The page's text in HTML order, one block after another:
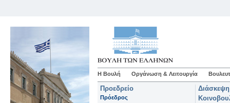
Η Βουλή Οργάνωση & Λειτουργία
Προεδρείο
Πρόεδρος